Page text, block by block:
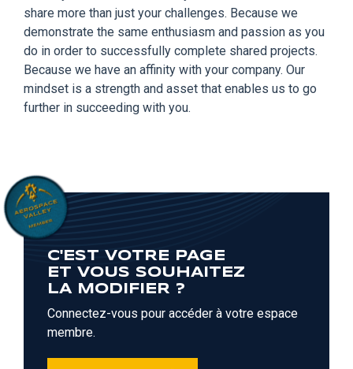
share more than just your challenges. Because we
demonstrate the same enthusiasm and passion as you
do in order to successfully complete shared projects.
Because we have an affinity with your company. Our
mindset is a strength and asset that enables us to go
further in succeeding with you.
C'EST VOTRE PAGE
ET VOUS SOUHAITEZ
LA MODIFIER ?
Connectez-vous pour accéder à votre espace
membre.